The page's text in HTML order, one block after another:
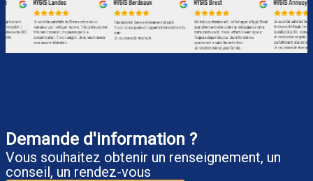
Demande d'information ?
Vous souhaitez obtenir un renseignement, un
conseil, un rendez-vous